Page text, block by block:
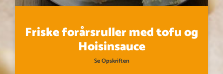
Friske forårsruller med tofu og
Hoisinsauce
Se Opskriften